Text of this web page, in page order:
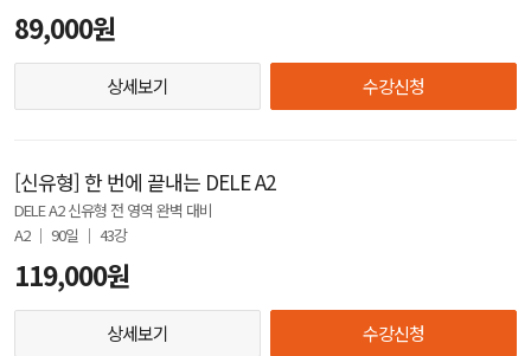
89,000원
상세보기 수강신청
[신유형] 한 번에 끝내는 DELE A2
DELE A2 신유형 전 영역 완벽 대비
A2 │ 90일 │ 43강
119,000원
상세보기 수강신청